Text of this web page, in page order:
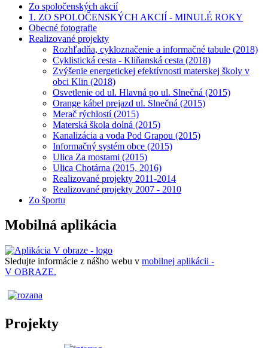
Zo spoločenských akcií
1. ZO SPOLOČENSKÝCH AKCIÍ - MINULÉ ROKY
Obecné fotografie
Realizované projekty
Rozhľadňa, cykloznačenie a informačné tabule (2018)
Cyklistická cesta - Kliňanská cesta (2018)
Zvýšenie energetickej efektívnosti materskej školy v
obci Klin (2018)
Osvetlenie od ul. Hlavná po ul. Slnečná (2015)
Orange kábel prejazd ul. Slnečná (2015)
Merač rýchlostí (2015)
Materská škola dolná (2015)
Kanalizácia a voda Pod Grapou (2015)
Informačný systém obce (2015)
Ulica Za mostami (2015)
Ulica Chotárna (2015, 2016)
Realizované projekty 2011-2014
Realizované projekty 2007 - 2010
Zo športu
Mobilná aplikácia
Sledujte informácie z nášho webu v mobilnej aplikácii -
V OBRAZE.
Projekty